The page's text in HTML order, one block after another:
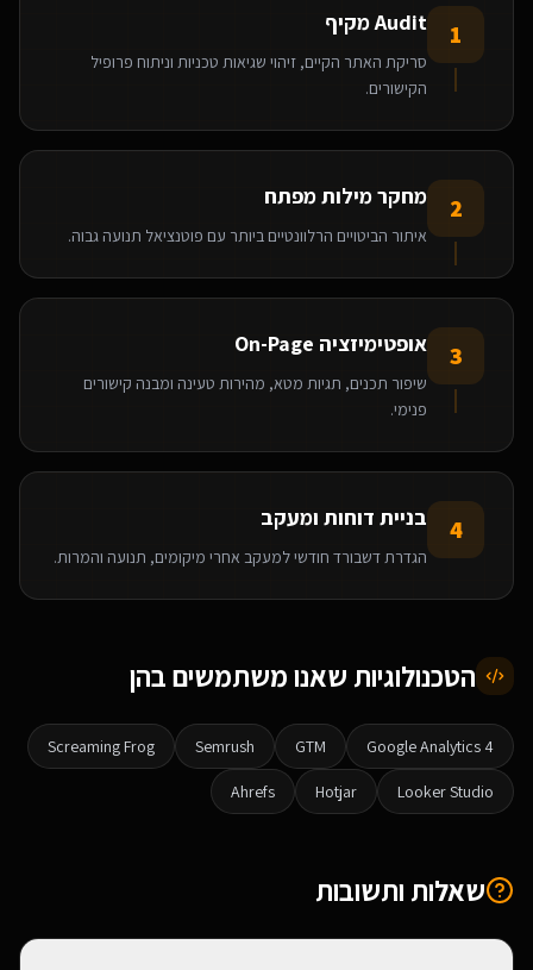
1 Audit מקיף
סריקת האתר הקיים, זיהוי שגיאות טכניות וניתוח פרופיל
הקישורים.
2 מחקר מילות מפתח
איתור הביטויים הרלוונטיים ביותר עם פוטנציאל תנועה גבוה.
3 אופטימיזציה On-Page
שיפור תכנים, תגיות מטא, מהירות טעינה ומבנה קישורים
פנימי.
4 בניית דוחות ומעקב
הגדרת דשבורד חודשי למעקב אחרי מיקומים, תנועה והמרות.
הטכנולוגיות שאנו משתמשים בהן
Google Analytics 4
GTM
Semrush
Screaming Frog
Looker Studio
Hotjar
Ahrefs
שאלות ותשובות